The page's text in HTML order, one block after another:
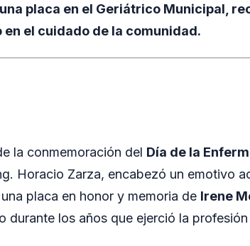
placa en el Geriátrico Municipal,
en el cuidado de la comunidad.
la conmemoración del Día de la
Horacio Zarza, encabezó un emotivo
placa en honor y memoria de Irene
durante los años que ejerció la